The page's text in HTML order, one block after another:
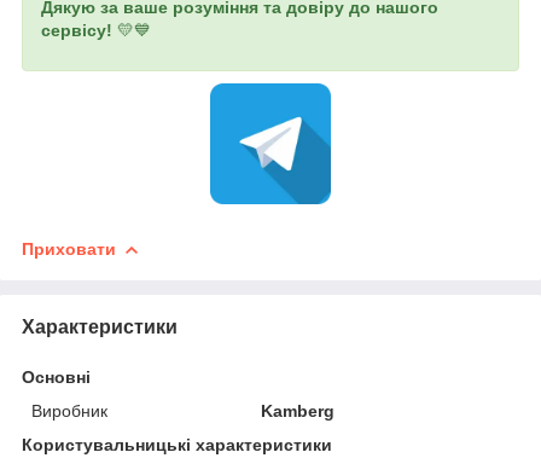
Дякую за ваше розуміння та довіру до нашого
сервісу! 💛💙
Приховати
Характеристики
Основні
Виробник
Kamberg
Користувальницькі характеристики